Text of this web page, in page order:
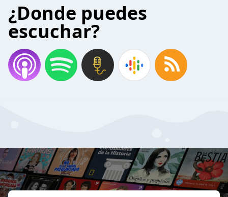
¿Donde puedes
escuchar?